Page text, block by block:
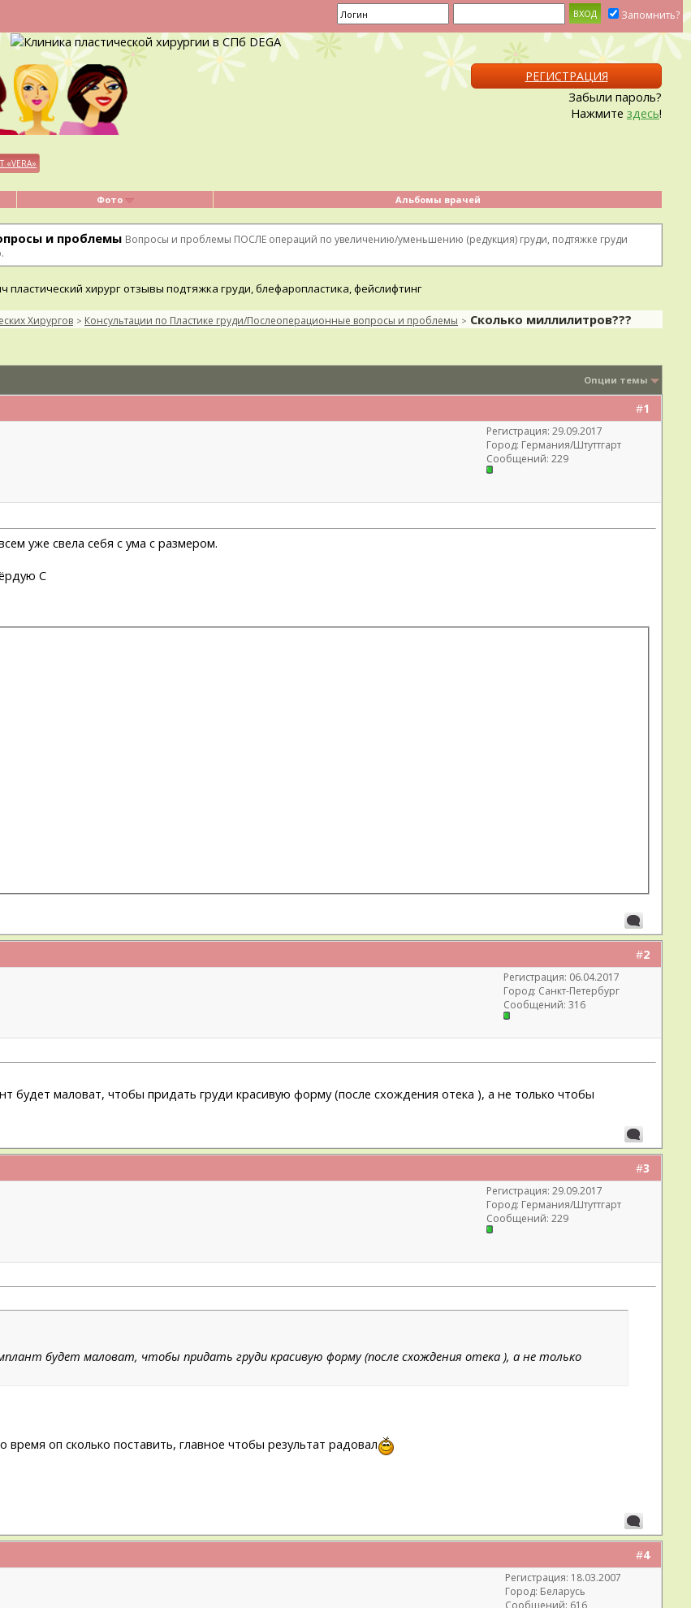
Запомнить?
РЕГИСТРАЦИЯ
Забыли пароль?
Нажмите здесь!
«VERA»
Фото Альбомы врачей
и проблемы Вопросы и проблемы ПОСЛЕ операций по увеличению/уменьшению (редукция) груди, подтяжке груди
Хирургов > Консультации по Пластике груди/Послеоперационные вопросы и проблемы > Сколько миллилитров???
Опции темы
#1
Регистрация: 29.09.2017
Город: Германия/Штуттгарт
Сообщений: 229
уже свела себя с ума с размером.
С
#2
Регистрация: 06.04.2017
Город: Санкт-Петербург
Сообщений: 316
будет маловат, чтобы придать груди красивую форму (после схождения отека ), а не только чтобы
#3
Регистрация: 29.09.2017
Город: Германия/Штуттгарт
Сообщений: 229
будет маловат, чтобы придать груди красивую форму (после схождения отека ), а не только
оп сколько поставить, главное чтобы результат радовал
#4
Регистрация: 18.03.2007
Город: Беларусь
Сообщений: 616